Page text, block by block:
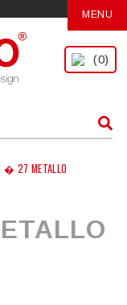
MENU
(0)
� 27 METALLO